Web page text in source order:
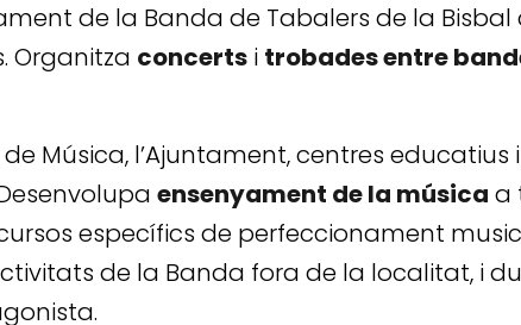
de la Banda de Tabalers de la Bisbal
Organitza concerts i trobades entre
Música, l’Ajuntament, centres
ensenyament de la música a
específics de perfeccionament
de la Banda fora de la localitat, i